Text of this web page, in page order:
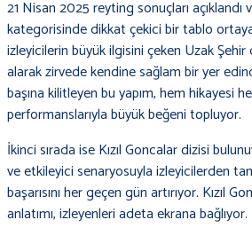
21 Nisan 2025 reyting sonuçları açıklandı
kategorisinde dikkat çekici bir tablo
izleyicilerin büyük ilgisini çeken Uzak Şehir
alarak zirvede kendine sağlam bir yer
başına kilitleyen bu yapım, hem hikayesi
performanslarıyla büyük beğeni topluyor.
İkinci sırada ise Kızıl Goncalar dizisi
ve etkileyici senaryosuyla izleyicilerden
başarısını her geçen gün artırıyor. Kızıl
anlatımı, izleyenleri adeta ekrana bağlıyor.